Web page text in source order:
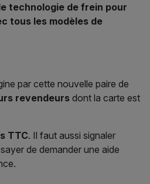
technologie de frein pour
tous les modèles de
par cette nouvelle paire de
revendeurs dont la carte est
TTC. Il faut aussi signaler
de demander une aide